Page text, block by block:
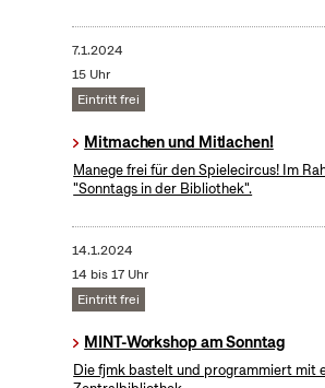
7.1.2024
15 Uhr
Eintritt frei
Mitmachen und Mitlachen!
Manege frei für den Spielecircus! Im
"Sonntags in der Bibliothek".
14.1.2024
14 bis 17 Uhr
Eintritt frei
MINT-Workshop am Sonntag
Die fjmk bastelt und programmiert mit